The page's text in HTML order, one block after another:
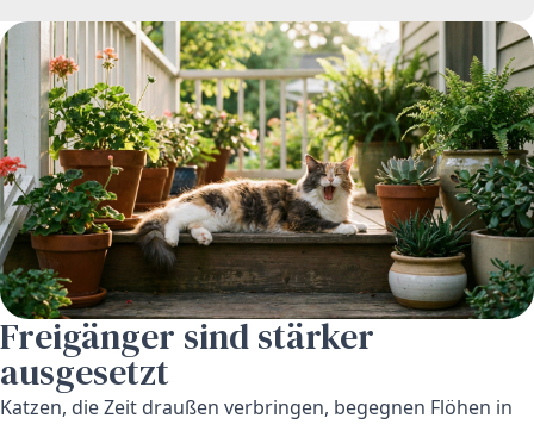
Freigänger sind stärker
ausgesetzt
Katzen, die Zeit draußen verbringen, begegnen Flöhen in